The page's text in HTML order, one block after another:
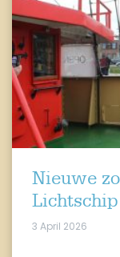
Nieuwe
Lichtschip
3 April 2026